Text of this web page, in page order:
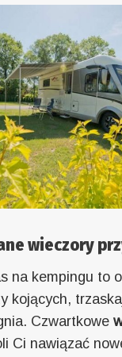
wieczory
na kempingu to
kojących,
Czwartkowe
Ci nawiązać